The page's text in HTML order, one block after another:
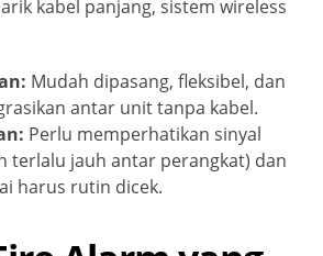
kabel panjang, sistem wireless
Mudah dipasang, fleksibel, dan
antar unit tanpa kabel.
Perlu memperhatikan sinyal
terlalu jauh antar perangkat) dan
harus rutin dicek.